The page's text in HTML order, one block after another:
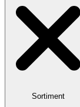
Sortiment